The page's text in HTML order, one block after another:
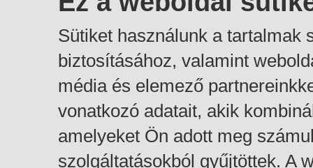
Sütiket használunk a tartalmak
biztosításához, valamint
média és elemező
vonatkozó adatait, akik
amelyeket Ön adott meg
szolgáltatásokból gyűjtöttek. A